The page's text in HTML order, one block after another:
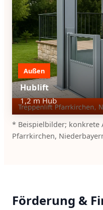
Außen
Hublift
1,2 m Hub
* Beispielbilder; konkrete
Pfarrkirchen,
Förderung &